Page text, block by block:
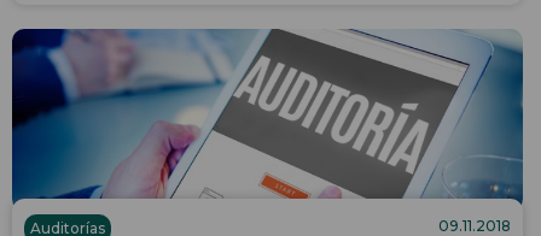
Auditorías 09.11.2018